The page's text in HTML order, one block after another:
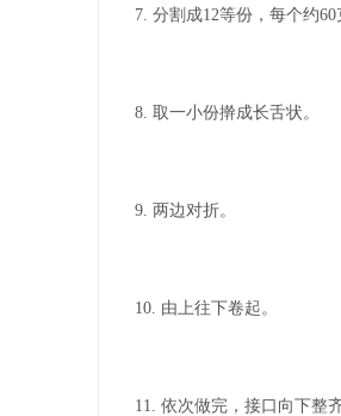
7. 分割成12等份，每个约
8. 取一小份擀成长舌状。
9. 两边对折。
10. 由上往下卷起。
11. 依次做完，接口向下整